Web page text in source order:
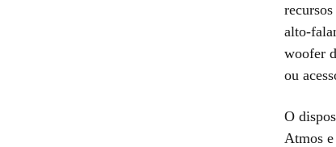
alto-
woofer
ou
O
Atmos